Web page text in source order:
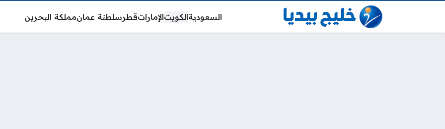
السعوديةالكويتالإماراتقطرسلطنة عمانمملكة البحرين